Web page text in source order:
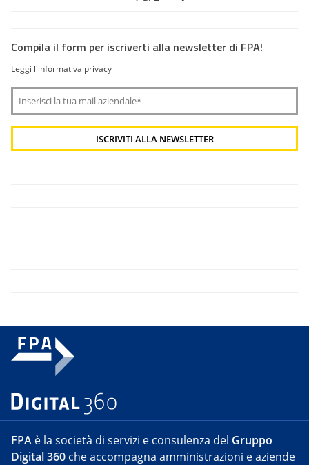
Compila il form per iscriverti alla newsletter di FPA!
Leggi l'informativa privacy
FPA è la società di servizi e consulenza del Gruppo
Digital 360 che accompagna amministrazioni e aziende